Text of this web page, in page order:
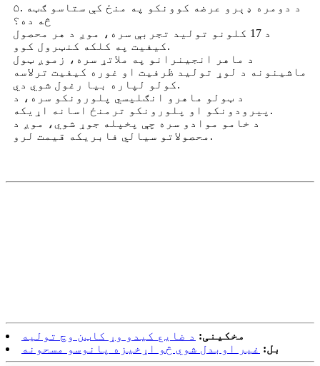
۵. د دومره ډېرو عرضه کوونکو په منځ کې ستاسو ګټه
څه ده؟
د 17 کلونو تولید تجربې سره، موږ د هر محصول
کیفیت په کلکه کنټرول کوو.
د ماهر انجینرانو په ملاتړ سره، زموږ ټول
ماشینونه د لوړ تولید ظرفیت او غوره کیفیت ترلاسه
کولو لپاره بیا رغول شوي دي.
د ټولو ماهرو انګلیسي پلورونکو سره، د
پیرودونکو او پلورونکو ترمنځ اسانه اړیکه.
د خامو موادو سره چې پخپله جوړ شوي، موږ د
محصولاتو سیالي فابریکه قیمت لرو.
مخکینی: د ضایع کیدو وړ کاټن وچ تولیه
بل: غیر اوبدل شوي څو اړخیزه پانوسو مسحونه